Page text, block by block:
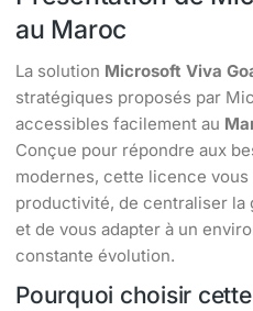
au Maroc
La solution Microsoft Viva
stratégiques proposés par
accessibles facilement au
Conçue pour répondre aux
modernes, cette licence vous
productivité, de centraliser la
et de vous adapter à un
constante évolution.
Pourquoi choisir